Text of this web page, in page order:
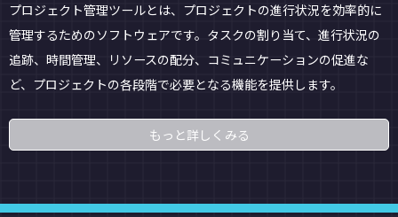
プロジェクト管理ツールとは、プロジェクトの進行状況を効率的に
管理するためのソフトウェアです。タスクの割り当て、進行状況の
追跡、時間管理、リソースの配分、コミュニケーションの促進な
ど、プロジェクトの各段階で必要となる機能を提供します。
もっと詳しくみる